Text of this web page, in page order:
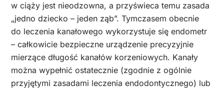
w ciąży jest nieodzowna, a przyświeca temu zasada
„jedno dziecko – jeden ząb”. Tymczasem obecnie
do leczenia kanałowego wykorzystuje się endometr
– całkowicie bezpieczne urządzenie precyzyjnie
mierzące długość kanałów korzeniowych. Kanały
można wypełnić ostatecznie (zgodnie z ogólnie
przyjętymi zasadami leczenia endodontycznego) lub